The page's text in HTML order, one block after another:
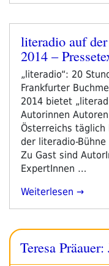
Byrons
Letzte
Fahrt“
Veröffentlicht
am
literadio auf
2014 –
„literadio“: 20
Frankfurter
2014 bietet
Autorinnen
Österreichs
der literadio-
Zu Gast sind
ExpertInnen …
„literadio
Frankfurter
Buchmesse
Weiterlesen
Teresa